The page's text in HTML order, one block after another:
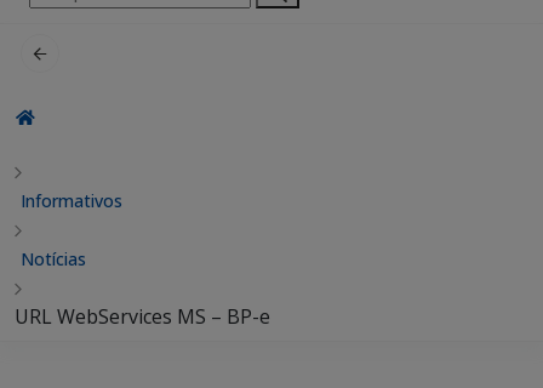
por:
Informativos
Notícias
URL WebServices MS – BP-e